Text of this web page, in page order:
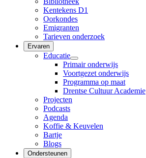
Kentekens D1
Oorkondes
Emigranten
Tarieven onderzoek
Ervaren
Educatie
Primair onderwijs
Voortgezet onderwijs
Programma op maat
Drentse Cultuur Academie
Projecten
Podcasts
Agenda
Koffie & Keuvelen
Bartje
Blogs
Ondersteunen